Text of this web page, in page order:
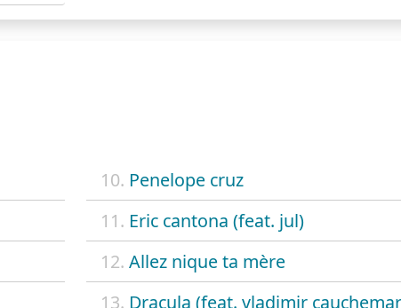
10. Penelope cruz
11. Eric cantona (feat. jul)
12. Allez nique ta mère
13. Dracula (feat. vladimir cauchemar